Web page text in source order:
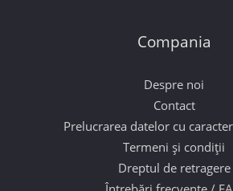
Compania
Despre noi
Contact
Prelucrarea datelor cu
Termeni și condiții
Dreptul de retragere